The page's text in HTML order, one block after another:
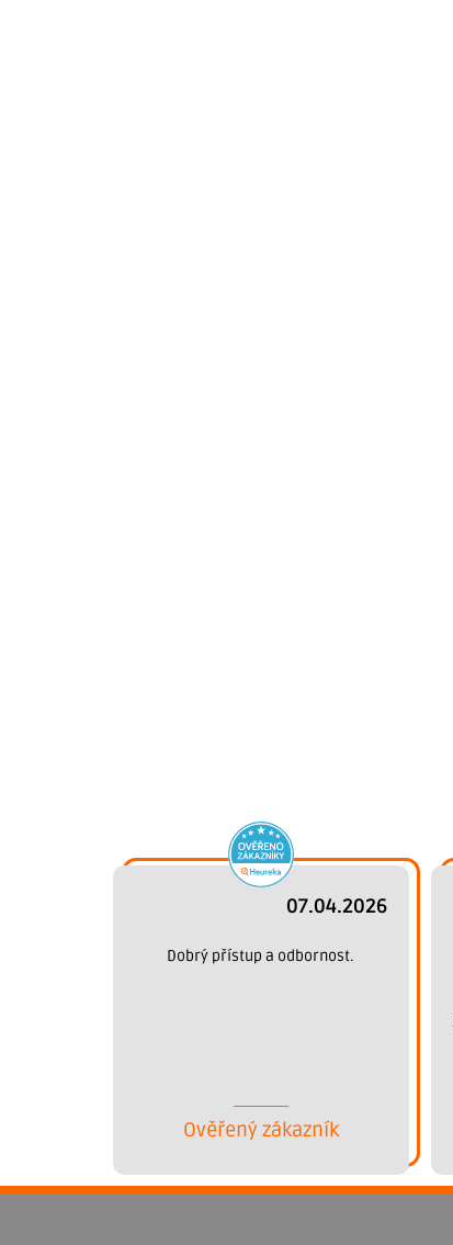
07.04.2026
Dobrý přístup a odbornost.
Ověřený zákazník